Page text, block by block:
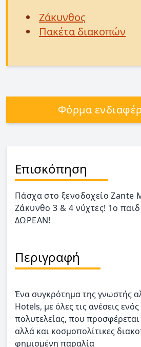
Ζάκυνθος
Πακέτα διακοπών
Φόρμα
Επισκόπηση
Πάσχα στο ξενοδοχείο Zante
Ζάκυνθο 3 & 4 νύχτες! 1ο
ΔΩΡΕΑΝ!
Περιγραφή
Ένα συγκρότημα της γνωστής
Hotels, με όλες τις ανέσεις
πολυτελείας, που προσφέρεται
αλλά και κοσμοπολίτικες
φημισμένη παραλία